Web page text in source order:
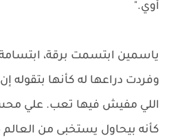
أوي."
ياسمين ابتسمت برقة،
وفردت دراعها له كأنها بتقوله
اللي مفيش فيها تعب. علي
كأنه بيحاول يستخبى من